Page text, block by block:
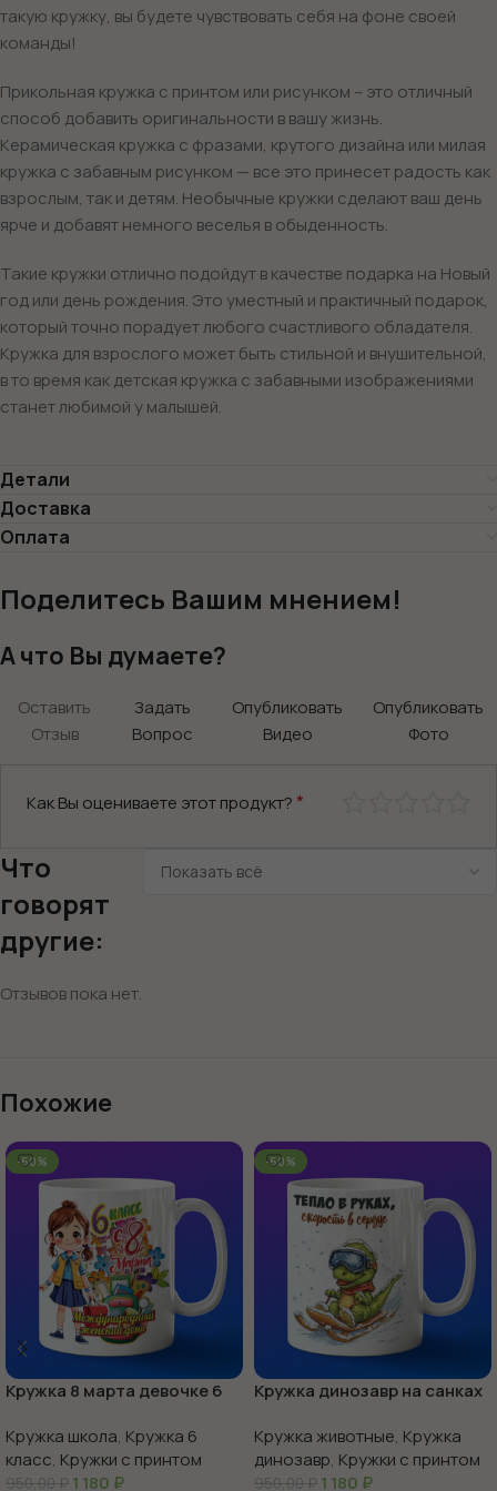
такую кружку, вы будете чувствовать себя на фоне своей
команды!
Прикольная кружка с принтом или рисунком – это отличный
способ добавить оригинальности в вашу жизнь.
Керамическая кружка с фразами, крутого дизайна или милая
кружка с забавным рисунком — все это принесет радость как
взрослым, так и детям. Необычные кружки сделают ваш день
ярче и добавят немного веселья в обыденность.
Такие кружки отлично подойдут в качестве подарка на Новый
год или день рождения. Это уместный и практичный подарок,
который точно порадует любого счастливого обладателя.
Кружка для взрослого может быть стильной и внушительной,
в то время как детская кружка с забавными изображениями
станет любимой у малышей.
Детали
Доставка
Оплата
Поделитесь Вашим мнением!
А что Вы думаете?
Оставить
Отзыв
Задать
Вопрос
Опубликовать
Видео
Опубликовать
Фото
Как Вы оцениваете этот продукт? *
Что
говорят
другие:
Отзывов пока нет.
Похожие
-60%
Кружка 8 марта девочке 6
Кружка школа, Кружка 6
класс, Кружки с принтом
950,00₽ 1 180 ₽
-60%
Кружка динозавр на санках
Кружка животные, Кружка
динозавр, Кружки с принтом
950,00₽ 1 180 ₽